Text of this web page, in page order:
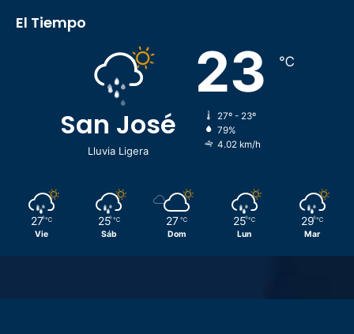
El Tiempo
San José
Lluvia Ligera
23 ℃
27º - 23º
79%
4.02 km/h
27 ℃
Vie
25 ℃
Sáb
27 ℃
Dom
25 ℃
Lun
29 ℃
Mar